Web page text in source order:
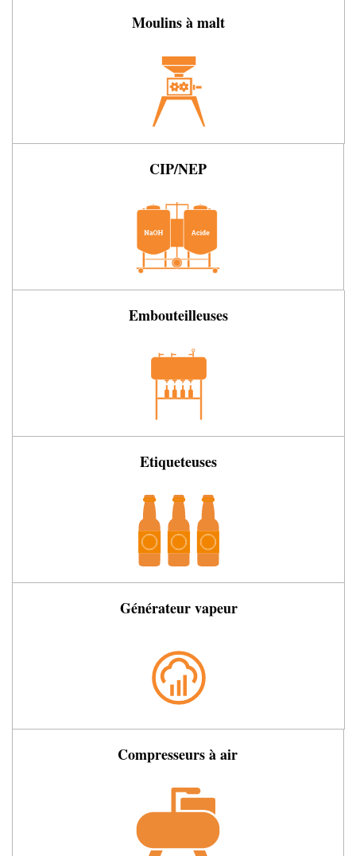
Moulins à malt
CIP/NEP
Embouteilleuses
Etiqueteuses
Générateur vapeur
Compresseurs à air